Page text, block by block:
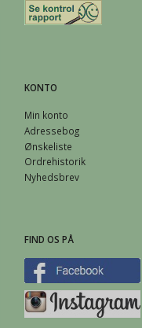
KONTO
Min konto
Adressebog
Ønskeliste
Ordrehistorik
Nyhedsbrev
FIND OS PÅ